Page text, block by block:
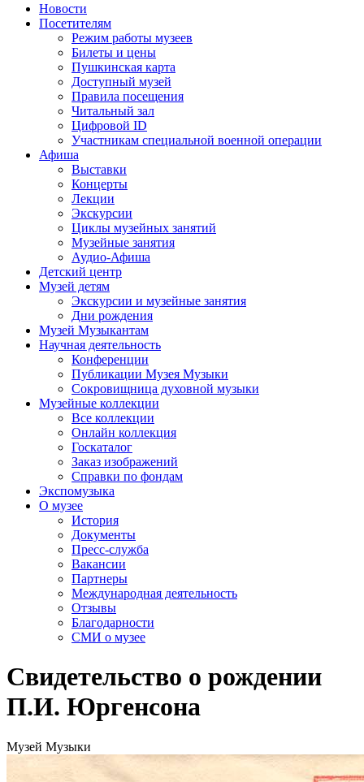
Новости
Посетителям
Режим работы музеев
Билеты и цены
Пушкинская карта
Доступный музей
Правила посещения
Читальный зал
Цифровой ID
Участникам специальной военной операции
Афиша
Выставки
Концерты
Лекции
Экскурсии
Циклы музейных занятий
Музейные занятия
Аудио-Афиша
Детский центр
Музей детям
Экскурсии и музейные занятия
Дни рождения
Музей Музыкантам
Научная деятельность
Конференции
Публикации Музея Музыки
Сокровищница духовной музыки
Музейные коллекции
Все коллекции
Онлайн коллекция
Госкаталог
Заказ изображений
Справки по фондам
Экспомузыка
О музее
История
Документы
Пресс-служба
Вакансии
Партнеры
Международная деятельность
Отзывы
Благодарности
СМИ о музее
Свидетельство о рождении
П.И. Юргенсона
Музей Музыки